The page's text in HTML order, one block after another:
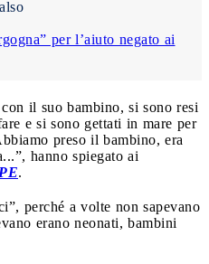
per l’aiuto negato ai
il suo bambino, si sono resi
e si sono gettati in mare per
preso il bambino, era
hanno spiegato ai
.
perché a volte non sapevano
erano neonati, bambini